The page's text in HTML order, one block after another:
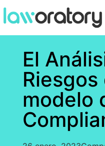
El
Riesgos
modelo